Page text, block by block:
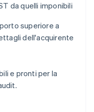
da quelli imponibili
superiore a
dell'acquirente
e pronti per la